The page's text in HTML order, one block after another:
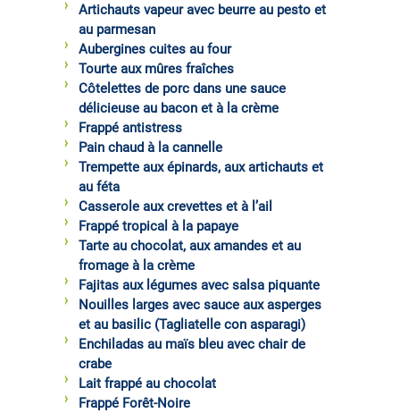
Artichauts vapeur avec beurre au pesto et
au parmesan
Aubergines cuites au four
Tourte aux mûres fraîches
Côtelettes de porc dans une sauce
délicieuse au bacon et à la crème
Frappé antistress
Pain chaud à la cannelle
Trempette aux épinards, aux artichauts et
au féta
Casserole aux crevettes et à l’ail
Frappé tropical à la papaye
Tarte au chocolat, aux amandes et au
fromage à la crème
Fajitas aux légumes avec salsa piquante
Nouilles larges avec sauce aux asperges
et au basilic (Tagliatelle con asparagi)
Enchiladas au maïs bleu avec chair de
crabe
Lait frappé au chocolat
Frappé Forêt-Noire